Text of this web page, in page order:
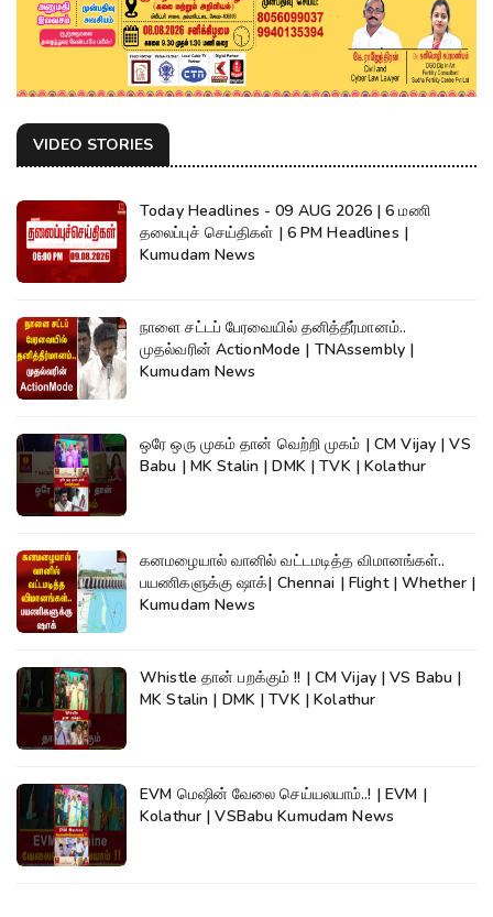
VIDEO STORIES
Today Headlines - 09 AUG 2026 | 6 மணி
தலைப்புச் செய்திகள் | 6 PM Headlines |
Kumudam News
நாளை சட்டப் பேரவையில் தனித்தீர்மானம்..
முதல்வரின் ActionMode | TNAssembly |
Kumudam News
ஒரே ஒரு முகம் தான் வெற்றி முகம் | CM Vijay | VS
Babu | MK Stalin | DMK | TVK | Kolathur
கனமழையால் வானில் வட்டமடித்த விமானங்கள்..
பயணிகளுக்கு ஷாக்| Chennai | Flight | Whether |
Kumudam News
Whistle தான் பறக்கும் !! | CM Vijay | VS Babu |
MK Stalin | DMK | TVK | Kolathur
EVM மெஷின் வேலை செய்யலயாம்..! | EVM |
Kolathur | VSBabu Kumudam News